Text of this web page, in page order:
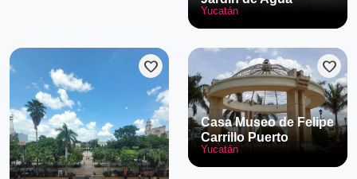
Yucatán
favorite favorite
Casa Museo de Felipe
Carrillo Puerto
Yucatán